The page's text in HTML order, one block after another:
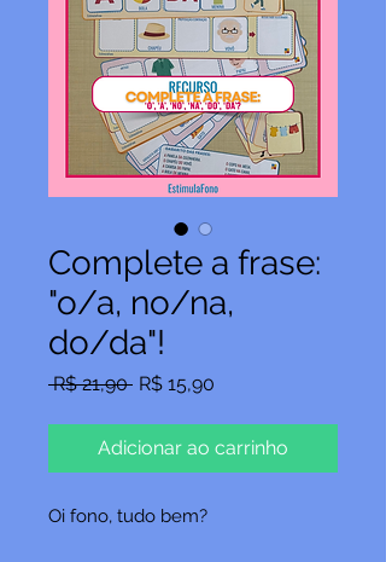
Complete a frase:
"o/a, no/na,
do/da"!
R$ 21,90 Preço
R$ 15,90
Adicionar ao carrinho
Oi fono, tudo bem?